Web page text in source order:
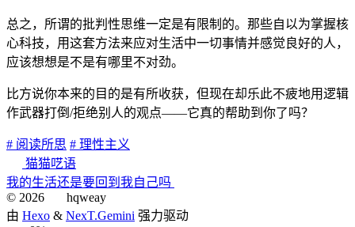
总之，所谓的批判性思维一定是有限制的。那些自以为掌握核
心科技，用这套方法来应对生活中一切事情并感觉良好的人，
应该想想是不是有哪里不对劲。
比方说你本来的目的是有所收获，但现在却乐此不疲地用逻辑
作武器打倒/拒绝别人的观点——它真的帮助到你了吗？
# 阅读所思 # 理性主义
猫猫呓语
我的生活还是要回到我自己吗
© 2026
hqweay
由 Hexo & NexT.Gemini 强力驱动